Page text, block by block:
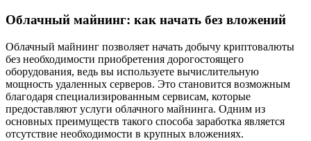
Облачный майнинг: как начать без вложений
Облачный майнинг позволяет начать добычу криптовалюты
без необходимости приобретения дорогостоящего
оборудования, ведь вы используете вычислительную
мощность удаленных серверов. Это становится возможным
благодаря специализированным сервисам, которые
предоставляют услуги облачного майнинга. Одним из
основных преимуществ такого способа заработка является
отсутствие необходимости в крупных вложениях.